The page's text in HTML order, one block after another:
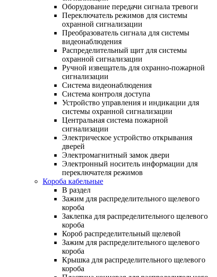
Оборудование передачи сигнала тревоги
Переключатель режимов для системы
охранной сигнализации
Преобразователь сигнала для системы
видеонаблюдения
Распределительный щит для системы
охранной сигнализации
Ручной извещатель для охранно-пожарной
сигнализации
Система видеонаблюдения
Система контроля доступа
Устройство управления и индикации для
системы охранной сигнализации
Центральная система пожарной
сигнализации
Электрическое устройство открывания
дверей
Электромагнитный замок двери
Электронный носитель информации для
переключателя режимов
Короба кабельные
В раздел
Зажим для распределительного щелевого
короба
Заклепка для распределительного щелевого
короба
Короб распределительный щелевой
Зажим для распределительного щелевого
короба
Крышка для распределительного щелевого
короба